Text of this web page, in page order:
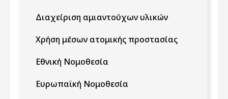
Διαχείριση αμιαντούχων υλικών
Χρήση μέσων ατομικής προστασίας
Εθνική Νομοθεσία
Ευρωπαϊκή Νομοθεσία